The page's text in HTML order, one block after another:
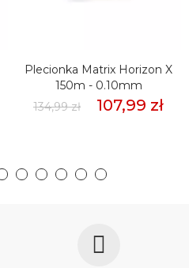
Plecionka Matrix Horizon X
150m - 0.10mm
134,99 zł
107,99 zł